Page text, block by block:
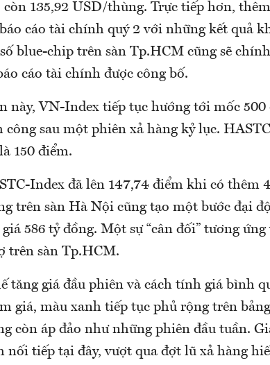
còn 135,92 USD/thùng. Trực tiếp hơn,
cáo tài chính quý 2 với những kết quả
blue-chip trên sàn Tp.HCM cũng sẽ
cáo tài chính được công bố.
này, VN-Index tiếp tục hướng tới mốc
công sau một phiên xả hàng kỷ lục.
150 điểm.
Index đã lên 147,74 điểm khi có thêm
trên sàn Hà Nội cũng tạo một bước đại
586 tỷ đồng. Một sự “cân đối” tương
trên sàn Tp.HCM.
tăng giá đầu phiên và cách tính giá bình
giá, màu xanh tiếp tục phủ rộng trên
còn áp đảo như những phiên đầu tuần.
nối tiếp tại đây, vượt qua đợt lũ xả hàng